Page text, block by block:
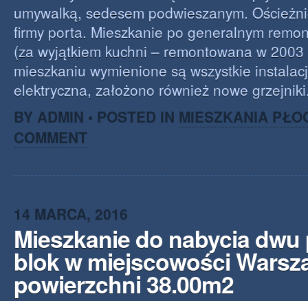
umywalką, sedesem podwieszanym.
firmy porta. Mieszkanie po generalnym
(za wyjątkiem kuchni – remontowana w
mieszkaniu wymienione są wszystkie
elektryczna, założono również nowe
BY ADMIN • POSTED IN MIESZKANIA
COMMENT
14 MARCA, 2016
Mieszkanie do nabycia
blok w miejscowości
powierzchni 38.00m2